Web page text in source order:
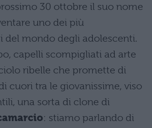
30 ottobre il suo nome
uno dei più
del mondo degli adolescenti.
capelli scompigliati ad arte
ribelle che promette di
cuori tra le giovanissime, viso
una sorta di clone di
: stiamo parlando di